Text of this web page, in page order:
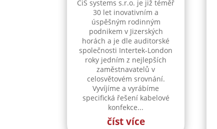
CiS systems s.r.o. je již téměř
30 let inovativním a
úspěšným rodinným
podnikem v Jizerských
horách a je dle auditorské
společnosti Intertek-London
roky jedním z nejlepších
zaměstnavatelů v
celosvětovém srovnání.
Vyvíjíme a vyrábíme
specifická řešení kabelové
konfekce...
číst více